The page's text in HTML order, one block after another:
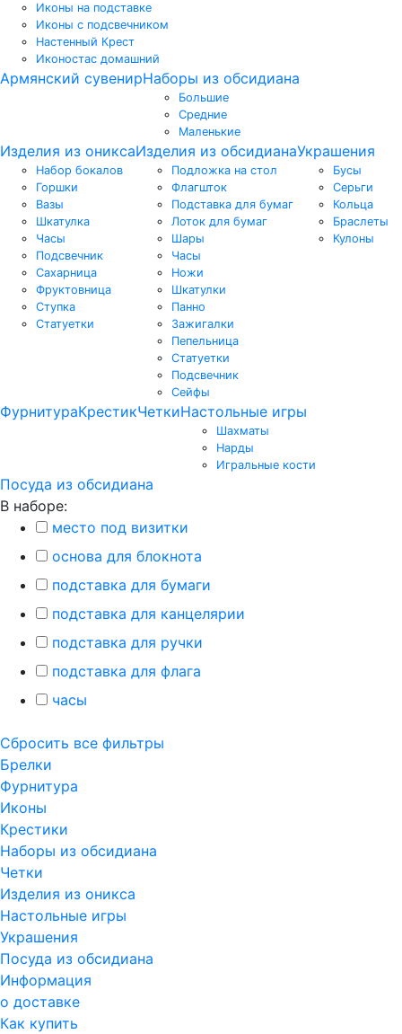
Иконы на подставке
Иконы с подсвечником
Настенный Крест
Иконостас домашний
Армянский сувенирНаборы из обсидиана
Большие
Средние
Маленькие
Изделия из оникса
Набор бокалов
Горшки
Вазы
Шкатулка
Часы
Подсвечник
Сахарница
Фруктовница
Ступка
Статуетки
Изделия из обсидиана
Подложка на стол
Флагшток
Подставка для бумаг
Лоток для бумаг
Шары
Часы
Ножи
Шкатулки
Панно
Зажигалки
Пепельница
Статуетки
Подсвечник
Сейфы
Украшения
Бусы
Серьги
Кольца
Браслеты
Кулоны
ФурнитураКрестикЧеткиНастольные игры
Шахматы
Нарды
Игральные кости
Посуда из обсидиана
В наборе:
место под визитки
основа для блокнота
подставка для бумаги
подставка для канцелярии
подставка для ручки
подставка для флага
часы
Сбросить все фильтры
Брелки
Фурнитура
Иконы
Крестики
Наборы из обсидиана
Четки
Изделия из оникса
Настольные игры
Украшения
Посуда из обсидиана
Информация
о доставке
Как купить